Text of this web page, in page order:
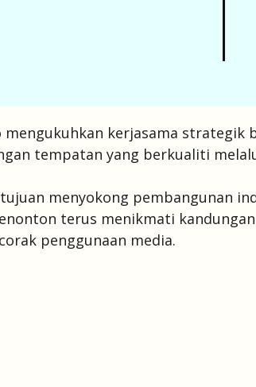
mengukuhkan kerjasama strategik
tempatan yang berkualiti
menyokong pembangunan
terus menikmati
penggunaan media.